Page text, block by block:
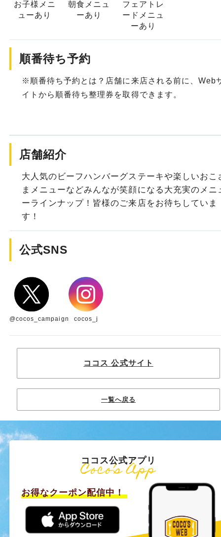
お子様メニ
ューあり
朝食メニュ
ーあり
フェアトレ
ード メニュ
ーあり
順番待ち予約
※順番待ち予約とは？店舗に来店される前に、Web
イトから順番待ち整理券を取得できます。
店舗紹介
大人気のビーフハンバーグステーキや楽しいおこ
まメニューなどみんなが笑顔になる大充実のメニ
ーラインナップ！皆様のご来店をお待ちしていま
す！
公式SNS
@cocos_campaign cocos_j
ココス 公式サイト
一覧へ戻る
ココス公式アプリ
Coco’s App
お得なクーポン配信中！